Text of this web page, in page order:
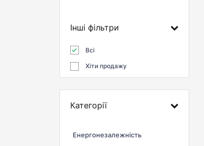
Інші фільтри
Всі
Хіти продажу
Категорії
Енергонезалежність